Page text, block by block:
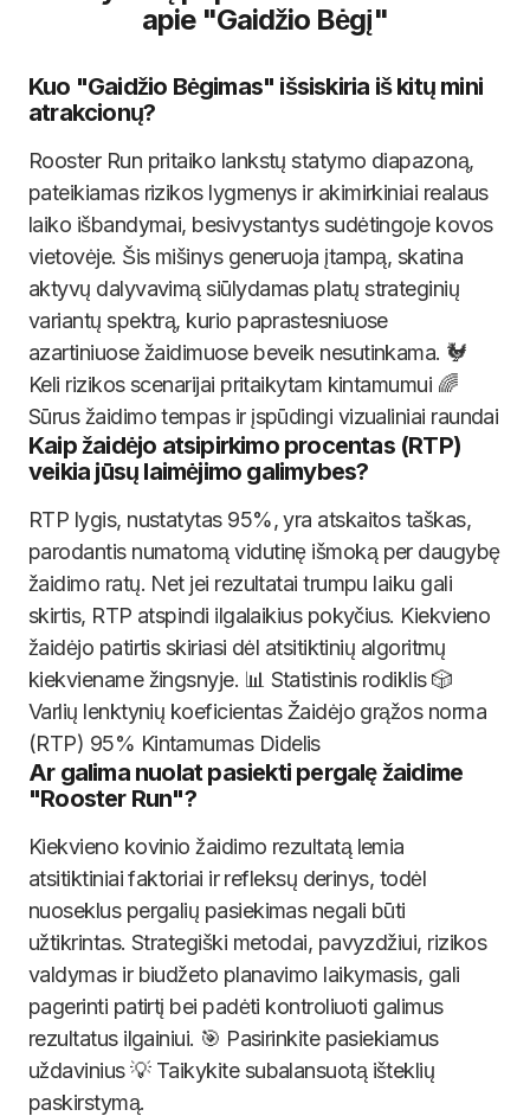
apie "Gaidžio Bėgį"
Kuo "Gaidžio Bėgimas" išsiskiria iš kitų mini
atrakcionų?
Rooster Run pritaiko lankstų statymo diapazoną,
pateikiamas rizikos lygmenys ir akimirkiniai realaus
laiko išbandymai, besivystantys sudėtingoje kovos
vietovėje. Šis mišinys generuoja įtampą, skatina
aktyvų dalyvavimą siūlydamas platų strateginių
variantų spektrą, kurio paprastesniuose
azartiniuose žaidimuose beveik nesutinkama. 🐓
Keli rizikos scenarijai pritaikytam kintamumui 🌈
Sūrus žaidimo tempas ir įspūdingi vizualiniai raundai
Kaip žaidėjo atsipirkimo procentas (RTP)
veikia jūsų laimėjimo galimybes?
RTP lygis, nustatytas 95%, yra atskaitos taškas,
parodantis numatomą vidutinę išmoką per daugybę
žaidimo ratų. Net jei rezultatai trumpu laiku gali
skirtis, RTP atspindi ilgalaikius pokyčius. Kiekvieno
žaidėjo patirtis skiriasi dėl atsitiktinių algoritmų
kiekviename žingsnyje. 📊 Statistinis rodiklis 🎲
Varlių lenktynių koeficientas Žaidėjo grąžos norma
(RTP) 95% Kintamumas Didelis
Ar galima nuolat pasiekti pergalę žaidime
"Rooster Run"?
Kiekvieno kovinio žaidimo rezultatą lemia
atsitiktiniai faktoriai ir refleksų derinys, todėl
nuoseklus pergalių pasiekimas negali būti
užtikrintas. Strategiški metodai, pavyzdžiui, rizikos
valdymas ir biudžeto planavimo laikymasis, gali
pagerinti patirtį bei padėti kontroliuoti galimus
rezultatus ilgainiui. 🎯 Pasirinkite pasiekiamus
uždavinius 💡 Taikykite subalansuotą išteklių
paskirstymą.